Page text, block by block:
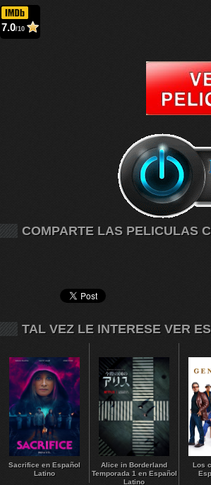
7.0/10
COMPARTE LAS PELICULAS
TAL VEZ LE INTERESE VER
Sacrifice en Español
Latino
Alice in Borderland
Temporada 1 en Español
Latino
Los